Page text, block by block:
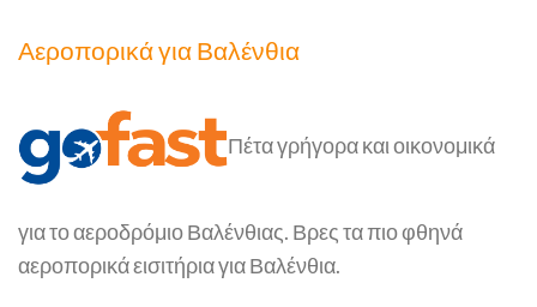
Αεροπορικά για Βαλένθια
Πέτα γρήγορα και οικονομικά
για το αεροδρόμιο Βαλένθιας. Βρες τα πιο φθηνά
αεροπορικά εισιτήρια για Βαλένθια.